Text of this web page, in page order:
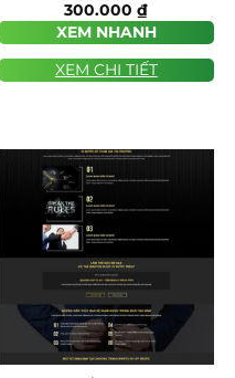
300.000₫
XEM NHANH
XEM CHI TIẾT